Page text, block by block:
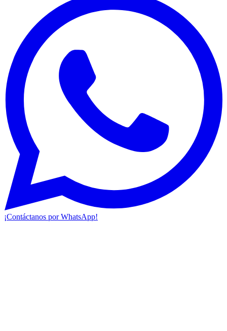
¡Contáctanos por WhatsApp!